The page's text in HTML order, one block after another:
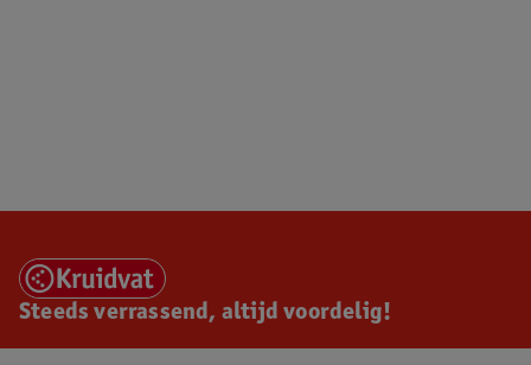
Steeds verrassend, altijd voordelig!